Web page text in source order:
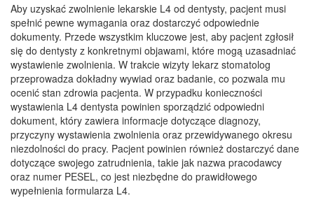
Aby uzyskać zwolnienie lekarskie L4 od dentysty, pacjent musi
spełnić pewne wymagania oraz dostarczyć odpowiednie
dokumenty. Przede wszystkim kluczowe jest, aby pacjent zgłosił
się do dentysty z konkretnymi objawami, które mogą uzasadniać
wystawienie zwolnienia. W trakcie wizyty lekarz stomatolog
przeprowadza dokładny wywiad oraz badanie, co pozwala mu
ocenić stan zdrowia pacjenta. W przypadku konieczności
wystawienia L4 dentysta powinien sporządzić odpowiedni
dokument, który zawiera informacje dotyczące diagnozy,
przyczyny wystawienia zwolnienia oraz przewidywanego okresu
niezdolności do pracy. Pacjent powinien również dostarczyć dane
dotyczące swojego zatrudnienia, takie jak nazwa pracodawcy
oraz numer PESEL, co jest niezbędne do prawidłowego
wypełnienia formularza L4.